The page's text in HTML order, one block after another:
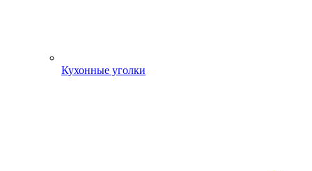
Кухонные уголки